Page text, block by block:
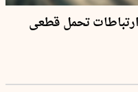
تحمل قطعی